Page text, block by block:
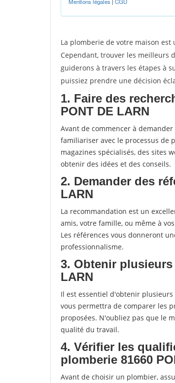
La plomberie de votre maison
Cependant, trouver les meilleurs
guiderons à travers les étapes à
puissiez prendre une décision
1. Faire des
PONT DE LARN
Avant de commencer à
familiariser avec le processus de
magazines spécialisés, des sites
obtenir des idées et des conseils.
2. Demander des
LARN
La recommandation est un
amis, votre famille, ou même à
Les références vous donneront
professionnalisme.
3. Obtenir plusieurs
LARN
Il est essentiel d'obtenir
vous permettra de comparer les
proposées. N'oubliez pas que le
qualité du travail.
4. Vérifier les
plomberie 81660
Avant de choisir un plombier,